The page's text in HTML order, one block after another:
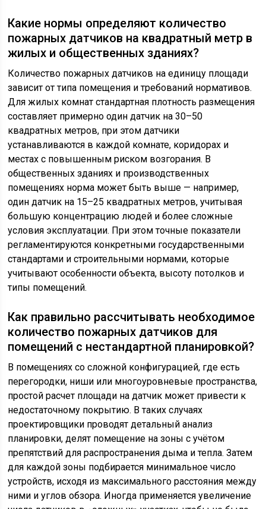
Какие нормы определяют количество
пожарных датчиков на квадратный метр в
жилых и общественных зданиях?
Количество пожарных датчиков на единицу площади
зависит от типа помещения и требований нормативов.
Для жилых комнат стандартная плотность размещения
составляет примерно один датчик на 30–50
квадратных метров, при этом датчики
устанавливаются в каждой комнате, коридорах и
местах с повышенным риском возгорания. В
общественных зданиях и производственных
помещениях норма может быть выше — например,
один датчик на 15–25 квадратных метров, учитывая
большую концентрацию людей и более сложные
условия эксплуатации. При этом точные показатели
регламентируются конкретными государственными
стандартами и строительными нормами, которые
учитывают особенности объекта, высоту потолков и
типы помещений.
Как правильно рассчитывать необходимое
количество пожарных датчиков для
помещений с нестандартной планировкой?
В помещениях со сложной конфигурацией, где есть
перегородки, ниши или многоуровневые пространства,
простой расчет площади на датчик может привести к
недостаточному покрытию. В таких случаях
проектировщики проводят детальный анализ
планировки, делят помещение на зоны с учётом
препятствий для распространения дыма и тепла. Затем
для каждой зоны подбирается минимальное число
устройств, исходя из максимального расстояния между
ними и углов обзора. Иногда применяется увеличение